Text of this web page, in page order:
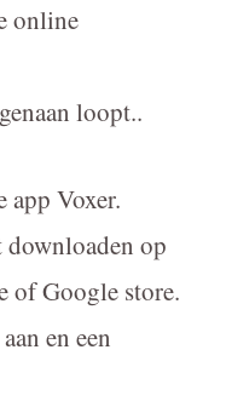
online
loopt..
app Voxer.
downloaden op
of Google store.
en een